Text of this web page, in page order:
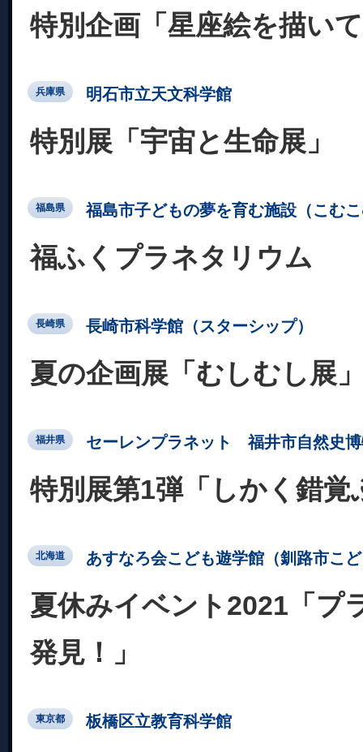
特別企画「星座絵を描い
兵庫県 明石市立天文科学館
特別展「宇宙と生命展」
福島県 福島市子どもの夢を育む施設（こむ
福ふくプラネタリウム
長崎県 長崎市科学館（スターシップ）
夏の企画展「むしむし展
福井県 セーレンプラネット 福井市自然史
特別展第1弾「しかく錯覚
北海道 あすなろ会こども遊学館（釧路市こ
夏休みイベント2021「プ
発見！」
東京都 板橋区立教育科学館